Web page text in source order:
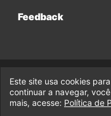
Feedback
© 2017-2026 Legado
Este site usa cookies
continuar a navegar,
mais, acesse: Política de